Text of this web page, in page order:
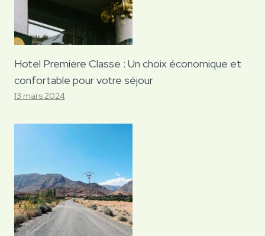
Hotel Premiere Classe : Un choix économique et
confortable pour votre séjour
13 mars 2024